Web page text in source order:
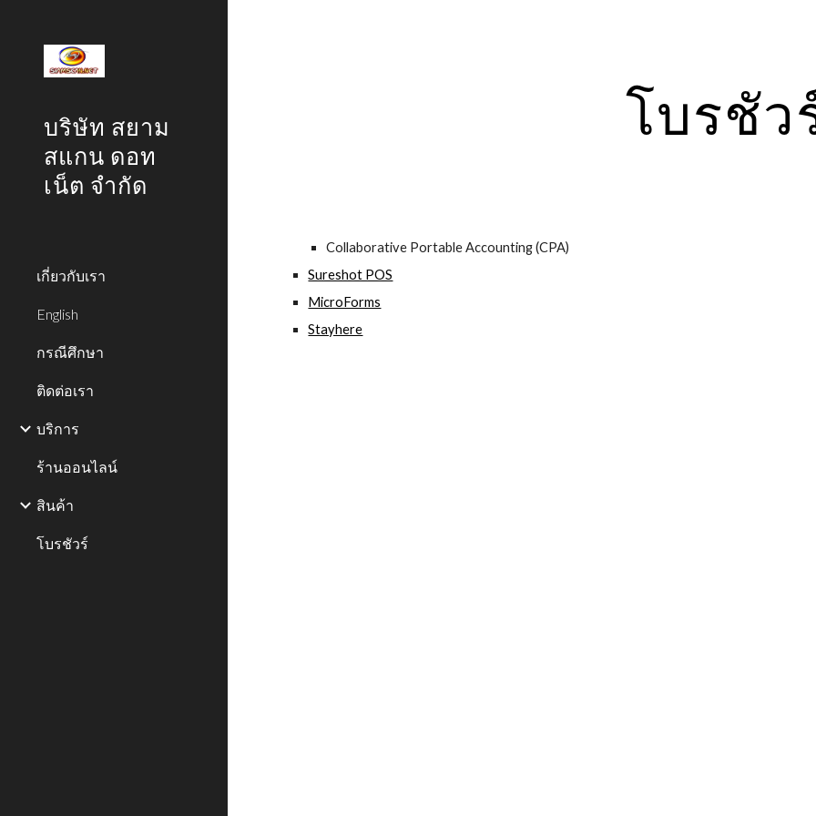
บริษัท สยาม
สแกน ดอท
เน็ต จำกัด
เกี่ยวกับเรา
English
กรณีศึกษา
ติดต่อเรา
บริการ
ร้านออนไลน์
สินค้า
โบรชัวร์
โบรชัว
Collaborative Portable Accounting (CPA)
Sureshot POS
MicroForms
Stayhere